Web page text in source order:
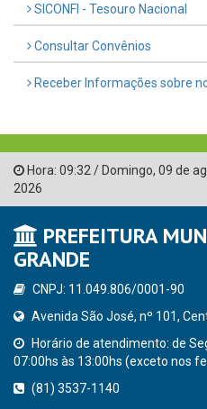
SICONFI - Tesouro Nacional
Consultar Convênios
Receber Informações sobre
Hora: 09:32 / Domingo, 09 de
2026
PREFEITURA
GRANDE
CNPJ: 11.049.806/0001-90
Avenida São José, nº 101,
Horário de atendimento: de
07:00hs às 13:00hs (exceto nos
(81) 3537-1140